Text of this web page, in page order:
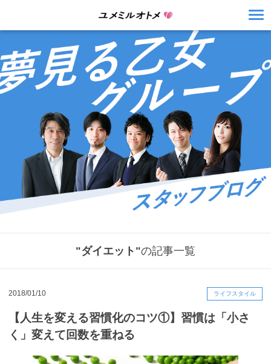
"ダイエット"の記事一覧
2018/01/10 ライフスタイル
【人生を変える習慣化のコツ①】習慣は「小さ
く」変えて回数を重ねる